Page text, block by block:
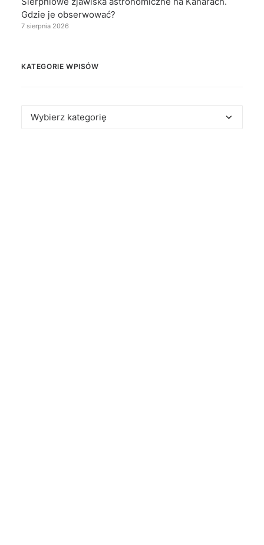
Gdzie je obserwować?
7 sierpnia 2026
KATEGORIE WPISÓW
Kategorie